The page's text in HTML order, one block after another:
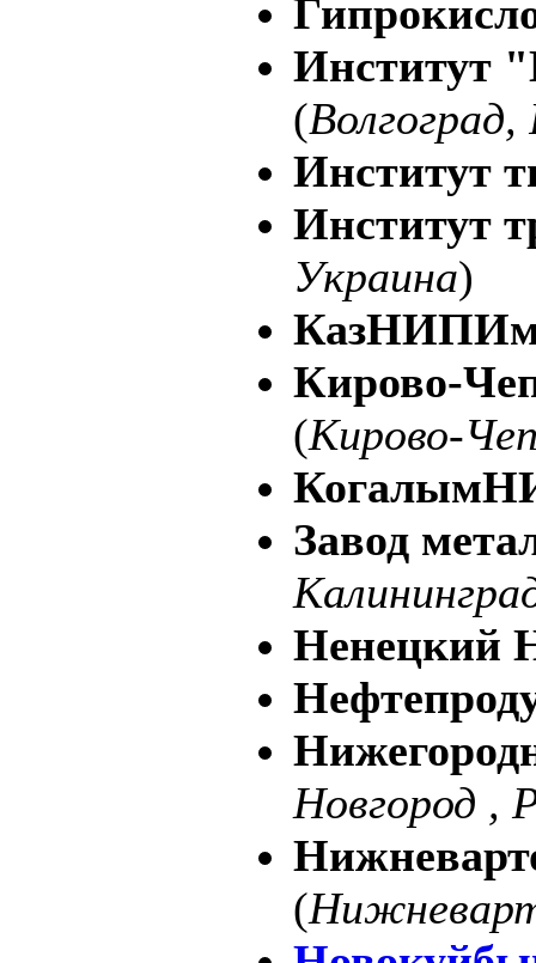
(Волгоград,
Институт
Институт
Украина)
Кирово-
(Кирово-
Завод
Ненецкий
Новгород ,
(